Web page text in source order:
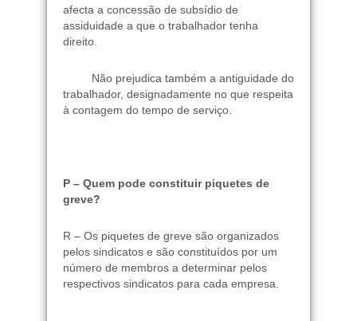
afecta a concessão de subsídio de
assiduidade a que o trabalhador tenha
direito.
Não prejudica também a antiguidade do
trabalhador, designadamente no que respeita
à contagem do tempo de serviço.
P – Quem pode constituir piquetes de
greve?
R – Os piquetes de greve são organizados
pelos sindicatos e são constituídos por um
número de membros a determinar pelos
respectivos sindicatos para cada empresa.